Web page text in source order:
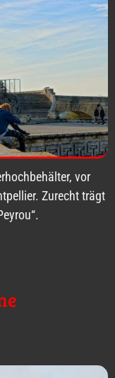
vor
Zurecht trägt